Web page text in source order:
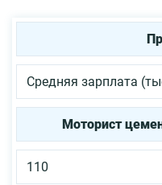
Средняя зарплата
Моторист
110